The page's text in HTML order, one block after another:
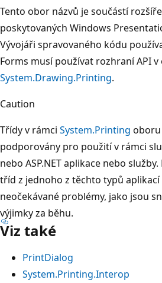
Tento obor názvů je součástí
poskytovaných Windows
Vývojáři spravovaného kódu
Forms musí používat rozhraní API
System.Drawing.Printing.
Caution
Třídy v rámci System.Printing oboru
podporovány pro použití v rámci
nebo ASP.NET aplikace nebo
tříd z jednoho z těchto typů
neočekávané problémy, jako jsou
výjimky za běhu.
Viz také
PrintDialog
System.Printing.Interop